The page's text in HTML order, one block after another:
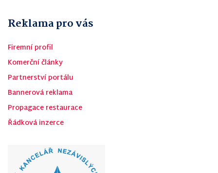
Reklama pro vás
Firemní profil
Komerční články
Partnerství portálu
Bannerová reklama
Propagace restaurace
Řádková inzerce